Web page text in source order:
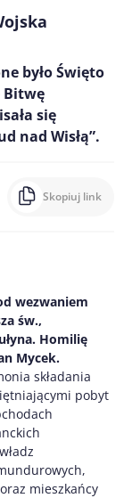
było Święto
Bitwę
się
nad Wisłą”.
Skopiuj link
wezwaniem
św.,
Homilię
Mycek.
składania
pobyt
mieszkańcy